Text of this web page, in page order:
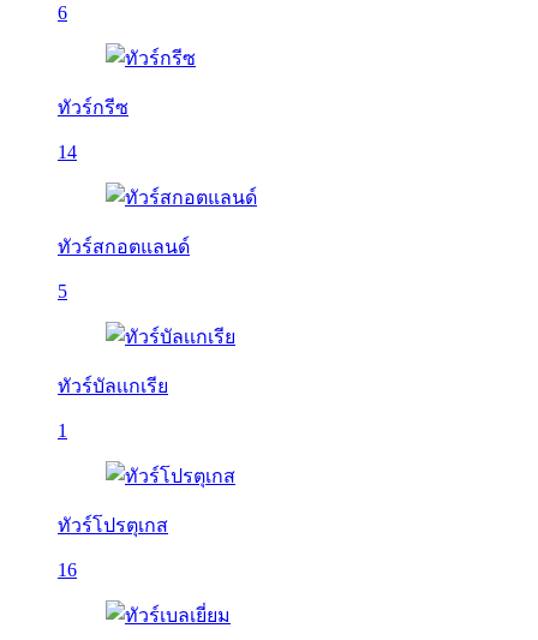
6
ทัวร์กรีซ
14
ทัวร์สกอตแลนด์
5
ทัวร์บัลเเกเรีย
1
ทัวร์โปรตุเกส
16